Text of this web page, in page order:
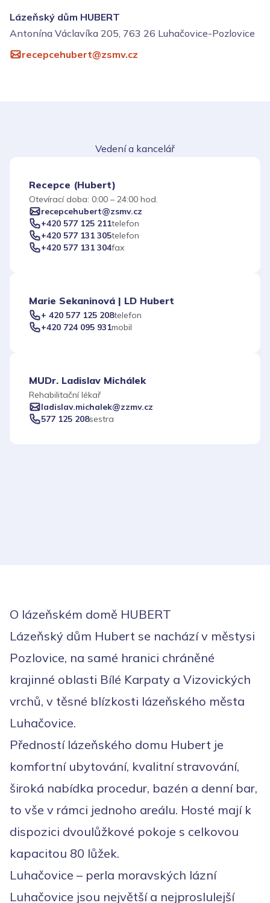
Lázeňský dům HUBERT
Antonína Václavíka 205, 763 26 Luhačovice-Pozlovice
recepcehubert@zsmv.cz
Vedení a kancelář
Recepce (Hubert)
Otevírací doba: 0:00 – 24:00 hod.
recepcehubert@zsmv.cz
+420 577 125 211telefon
+420 577 131 305telefon
+420 577 131 304fax
Marie Sekaninová | LD Hubert
+ 420 577 125 208telefon
+420 724 095 931mobil
MUDr. Ladislav Michálek
Rehabilitační lékař
ladislav.michalek@zzmv.cz
577 125 208sestra
O lázeňském domě HUBERT
Lázeňský dům Hubert se nachází v městysi
Pozlovice, na samé hranici chráněné
krajinné oblasti Bílé Karpaty a Vizovických
vrchů, v těsné blízkosti lázeňského města
Luhačovice.
Předností lázeňského domu Hubert je
komfortní ubytování, kvalitní stravování,
široká nabídka procedur, bazén a denní bar,
to vše v rámci jednoho areálu. Hosté mají k
dispozici dvoulůžkové pokoje s celkovou
kapacitou 80 lůžek.
Luhačovice – perla moravských lázní
Luhačovice jsou největší a nejproslulejší